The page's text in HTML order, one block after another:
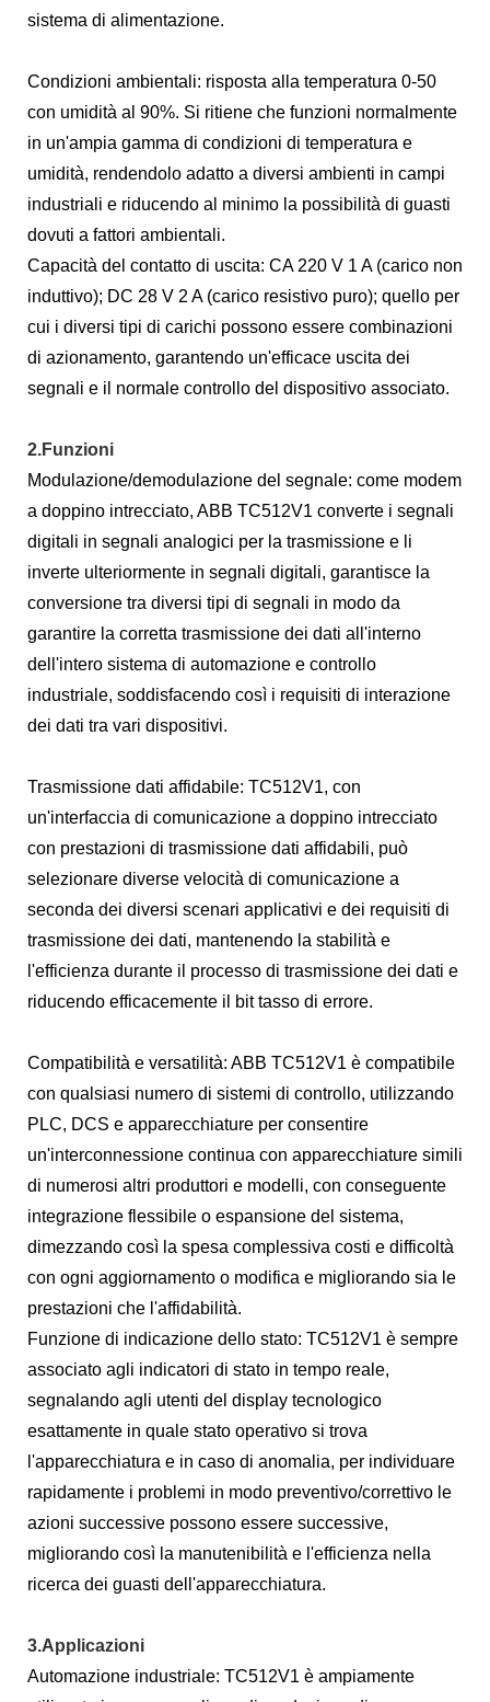
sistema di alimentazione.
Condizioni ambientali: risposta alla temperatura 0-50
con umidità al 90%. Si ritiene che funzioni normalmente
in un'ampia gamma di condizioni di temperatura e
umidità, rendendolo adatto a diversi ambienti in campi
industriali e riducendo al minimo la possibilità di guasti
dovuti a fattori ambientali.
Capacità del contatto di uscita: CA 220 V 1 A (carico non
induttivo); DC 28 V 2 A (carico resistivo puro); quello per
cui i diversi tipi di carichi possono essere combinazioni
di azionamento, garantendo un'efficace uscita dei
segnali e il normale controllo del dispositivo associato.
2.Funzioni
Modulazione/demodulazione del segnale: come modem
a doppino intrecciato, ABB TC512V1 converte i segnali
digitali in segnali analogici per la trasmissione e li
inverte ulteriormente in segnali digitali, garantisce la
conversione tra diversi tipi di segnali in modo da
garantire la corretta trasmissione dei dati all'interno
dell'intero sistema di automazione e controllo
industriale, soddisfacendo così i requisiti di interazione
dei dati tra vari dispositivi.
Trasmissione dati affidabile: TC512V1, con
un'interfaccia di comunicazione a doppino intrecciato
con prestazioni di trasmissione dati affidabili, può
selezionare diverse velocità di comunicazione a
seconda dei diversi scenari applicativi e dei requisiti di
trasmissione dei dati, mantenendo la stabilità e
l'efficienza durante il processo di trasmissione dei dati e
riducendo efficacemente il bit tasso di errore.
Compatibilità e versatilità: ABB TC512V1 è compatibile
con qualsiasi numero di sistemi di controllo, utilizzando
PLC, DCS e apparecchiature per consentire
un'interconnessione continua con apparecchiature simili
di numerosi altri produttori e modelli, con conseguente
integrazione flessibile o espansione del sistema,
dimezzando così la spesa complessiva costi e difficoltà
con ogni aggiornamento o modifica e migliorando sia le
prestazioni che l'affidabilità.
Funzione di indicazione dello stato: TC512V1 è sempre
associato agli indicatori di stato in tempo reale,
segnalando agli utenti del display tecnologico
esattamente in quale stato operativo si trova
l'apparecchiatura e in caso di anomalia, per individuare
rapidamente i problemi in modo preventivo/correttivo le
azioni successive possono essere successive,
migliorando così la manutenibilità e l'efficienza nella
ricerca dei guasti dell'apparecchiatura.
3.Applicazioni
Automazione industriale: TC512V1 è ampiamente